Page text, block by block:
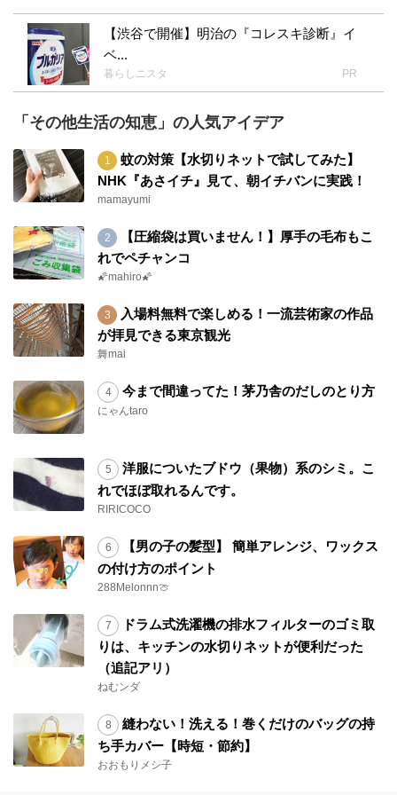
【渋谷で開催】明治の『コレスキ診断』イ
ベ...
暮らしニスタ PR
「その他生活の知恵」の人気アイデア
蚊の対策【水切りネットで試してみた】
NHK『あさイチ』見て、朝イチバンに実践！
mamayumi
【圧縮袋は買いません！】厚手の毛布もこ
れでペチャンコ
🌠mahiro🌠
入場料無料で楽しめる！一流芸術家の作品
が拝見できる東京観光
舞mai
今まで間違ってた！茅乃舎のだしのとり方
にゃんtaro
洋服についたブドウ（果物）系のシミ。こ
れでほぼ取れるんです。
RIRICOCO
【男の子の髪型】 簡単アレンジ、ワックス
の付け方のポイント
288Melonnn🍈
ドラム式洗濯機の排水フィルターのゴミ取
りは、キッチンの水切りネットが便利だった
（追記アリ）
ねむンダ
縫わない！洗える！巻くだけのバッグの持
ち手カバー【時短・節約】
おおもりメシ子